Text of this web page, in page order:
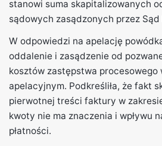
stanowi suma skapitalizowanych
sądowych zasądzonych przez
W odpowiedzi na apelację
oddalenie i zasądzenie od
kosztów zastępstwa procesowego
apelacyjnym. Podkreśliła, że fakt
pierwotnej treści faktury w
kwoty nie ma znaczenia i wpływu
płatności.